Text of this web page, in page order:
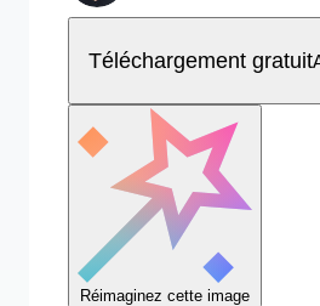
Téléchargement gratuit
Réimaginez cette image